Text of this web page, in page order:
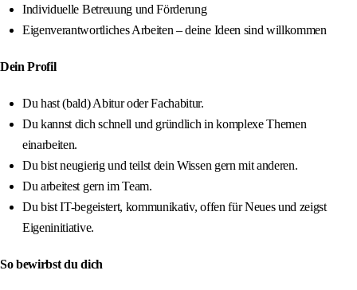
Individuelle Betreuung und Förderung
Eigenverantwortliches Arbeiten – deine Ideen sind willkommen
Dein Profil
Du hast (bald) Abitur oder Fachabitur.
Du kannst dich schnell und gründlich in komplexe Themen
einarbeiten.
Du bist neugierig und teilst dein Wissen gern mit anderen.
Du arbeitest gern im Team.
Du bist IT-begeistert, kommunikativ, offen für Neues und zeigst
Eigeninitiative.
So bewirbst du dich